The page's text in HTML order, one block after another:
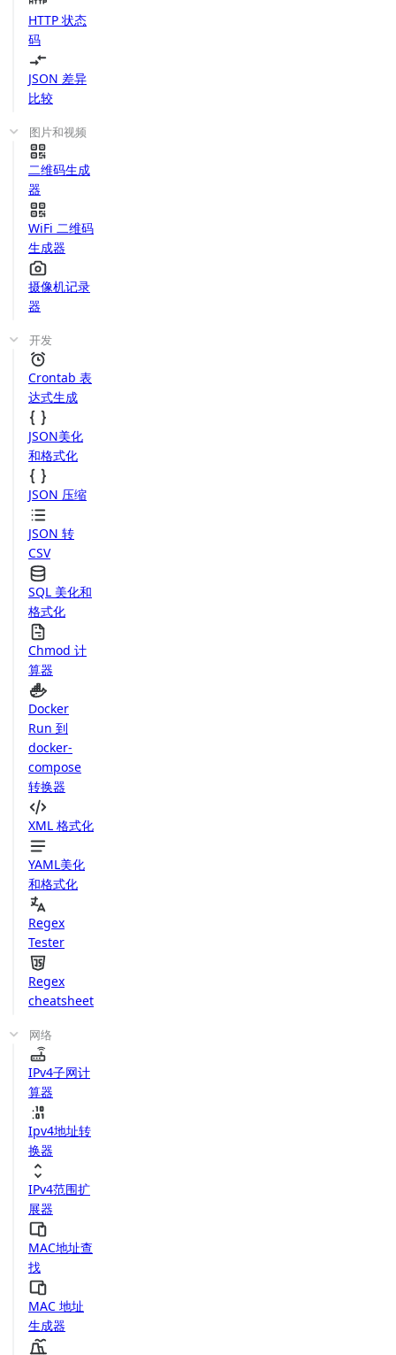
HTTP 状态
码
JSON 差异
比较
图片和视频
二维码生成
器
WiFi 二维码
生成器
摄像机记录
器
开发
Crontab 表
达式生成
JSON美化
和格式化
JSON 压缩
JSON 转
CSV
SQL 美化和
格式化
Chmod 计
算器
Docker
Run 到
docker-
compose
转换器
XML 格式化
YAML美化
和格式化
Regex
Tester
Regex
cheatsheet
网络
IPv4子网计
算器
Ipv4地址转
换器
IPv4范围扩
展器
MAC地址查
找
MAC 地址
生成器